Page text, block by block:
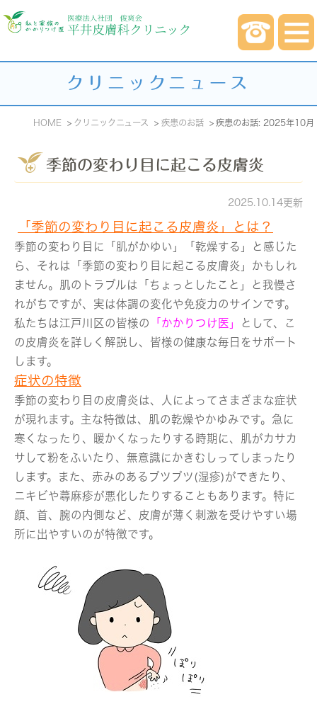
クリニックニュース
HOME クリニックニュース 疾患のお話 疾患のお話: 2025年10月
季節の変わり目に起こる皮膚炎
2025.10.14更新
「季節の変わり目に起こる皮膚炎」とは？
季節の変わり目に「肌がかゆい」「乾燥する」と感じた
ら、それは「季節の変わり目に起こる皮膚炎」かもしれ
ません。肌のトラブルは「ちょっとしたこと」と我慢さ
れがちですが、実は体調の変化や免疫力のサインです。
私たちは江戸川区の皆様の
「かかりつけ医」
として、こ
の皮膚炎を詳しく解説し、皆様の健康な毎日をサポート
します。
症状の特徴
季節の変わり目の皮膚炎は、人によってさまざまな症状
が現れます。主な特徴は、肌の乾燥やかゆみです。急に
寒くなったり、暖かくなったりする時期に、肌がカサカ
サして粉をふいたり、無意識にかきむしってしまったり
します。また、赤みのあるブツブツ(湿疹)ができたり、
ニキビや蕁麻疹が悪化したりすることもあります。特に
顔、首、腕の内側など、皮膚が薄く刺激を受けやすい場
所に出やすいのが特徴です。